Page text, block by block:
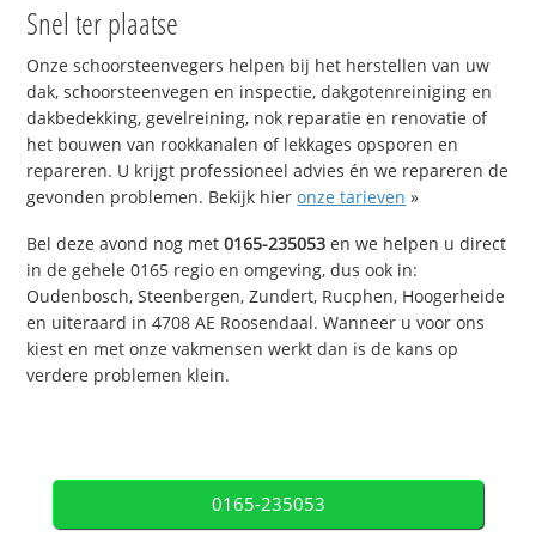
Snel ter plaatse
Onze schoorsteenvegers helpen bij het herstellen van uw
dak, schoorsteenvegen en inspectie, dakgotenreiniging en
dakbedekking, gevelreining, nok reparatie en renovatie of
het bouwen van rookkanalen of lekkages opsporen en
repareren. U krijgt professioneel advies én we repareren de
gevonden problemen. Bekijk hieronze tarieven »
Bel deze avond nog met0165-235053 en we helpen u direct
in de gehele 0165 regio en omgeving, dus ook in:
Oudenbosch, Steenbergen, Zundert, Rucphen, Hoogerheide
en uiteraard in 4708 AE Roosendaal. Wanneer u voor ons
kiest en met onze vakmensen werkt dan is de kans op
verdere problemen klein.
0165-235053